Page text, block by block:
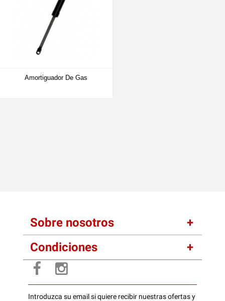
Amortiguador De Gas
Sobre nosotros
Condiciones
Introduzca su email si quiere recibir nuestras ofertas y